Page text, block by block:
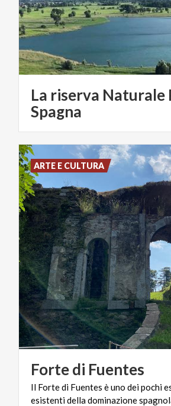
La riserva Naturale
Spagna
Fortedi Fuentes
Il Fortedi Fuentes èuno deipochi
esistentidelladominazione
ARTE E CULTURA